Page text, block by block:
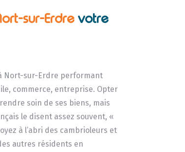
sur-Erdrevotre
Nort-sur-Erdre performant
commerce, entreprise. Opter
soin de ses biens, mais
le disent assez souvent, «
à l’abri des cambrioleurs et
autres résidents en